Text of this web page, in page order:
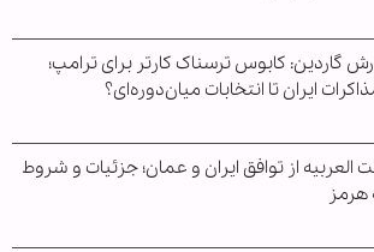
گاردین: کابوس ترسناک کارتر برای ترامپ؛
ایران تا انتخابات میان‌دوره‌ای؟
العربیه از توافق ایران و عمان؛ جزئیات و شروط
هرمز